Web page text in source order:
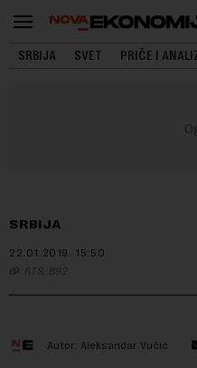
SRBIJA SVET PRIČE I
SRBIJA
22.01.2019. 15:50
RTS, B92
Autor: Aleksandar Vučić